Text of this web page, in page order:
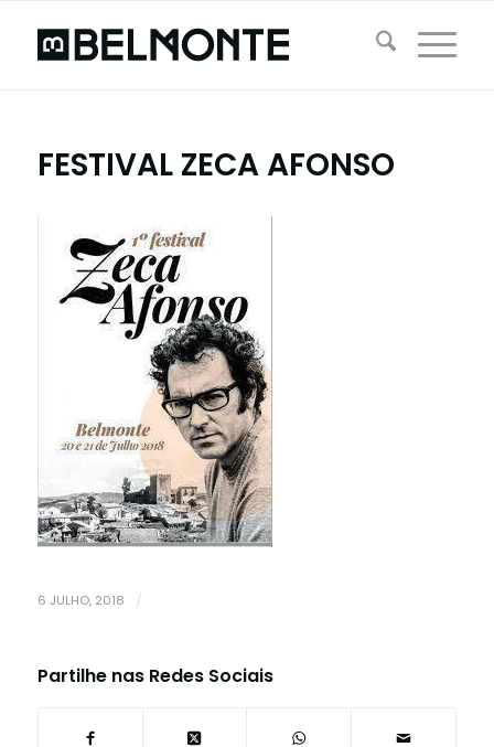
FESTIVAL ZECA AFONSO
6 JULHO, 2018 /
Partilhe nas Redes Sociais